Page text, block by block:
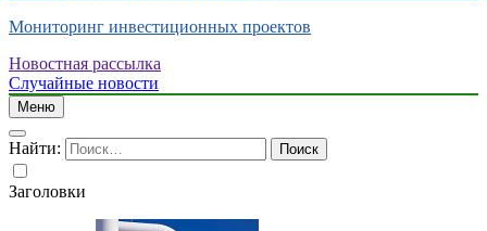
Мониторинг инвестиционных проектов
Новостная рассылка
Случайные новости
Меню
Найти:
Заголовки